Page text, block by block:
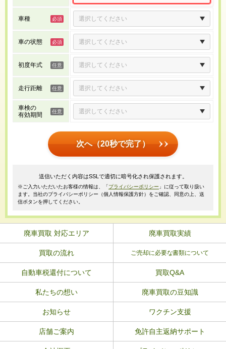
車種
車の状態
初度年式
走行距離
車検の
有効期間
次へ（20秒で完了）
送信いただく内容はSSLで適切に暗号化され保護されます。
※ご入力いただいたお客様の情報は、「 プライバシーポリシー 」に従って取り扱い
ます。当社のプライバシーポリシー（個人情報保護方針）をご確認、同意の上、送
信ボタンを押してください。
廃車買取 対応エリア 廃車買取実績
買取の流れ ご売却に必要な書類について
自動車税還付について 買取Q&A
私たちの想い 廃車買取の豆知識
お知らせ ワクチン支援
店舗ご案内 免許自主返納サポート